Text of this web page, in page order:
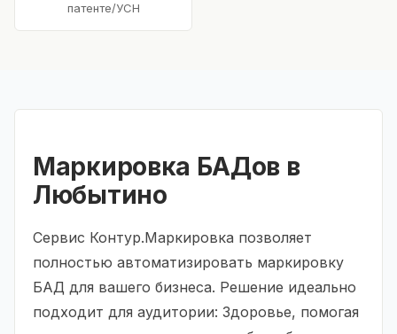
патенте/УСН
Маркировка БАДов в
Любытино
Сервис Контур.Маркировка позволяет
полностью автоматизировать маркировку
БАД для вашего бизнеса. Решение идеально
подходит для аудитории: Здоровье, помогая